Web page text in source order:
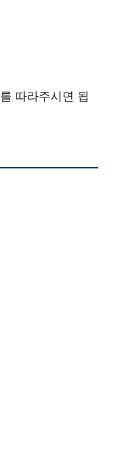
따라주시면 됩